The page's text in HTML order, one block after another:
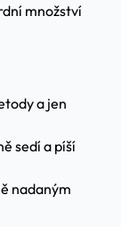
množství
a jen
sedí a píší
nadaným